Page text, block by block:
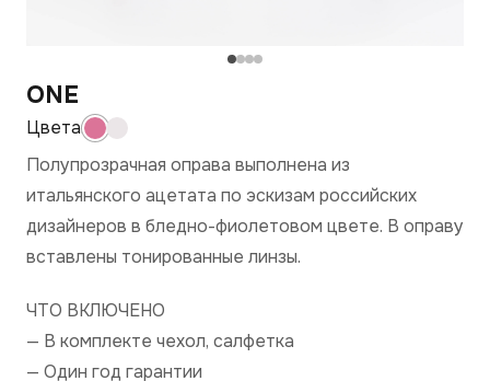
ONE
Полупрозрачная оправа выполнена из
итальянского ацетата по эскизам российских
дизайнеров в бледно-фиолетовом цвете. В оправу
вставлены тонированные линзы.
ЧТО ВКЛЮЧЕНО
— В комплекте чехол, салфетка
— Один год гарантии